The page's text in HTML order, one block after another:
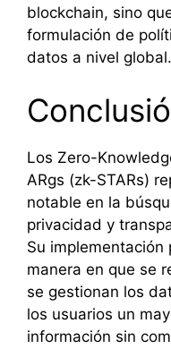
blockchain, sino
formulación de
datos a nivel global.
Los Zero-
ARgs (zk-STARs)
notable en la
privacidad y
Su
manera en que se
se gestionan los
los usuarios un
información sin